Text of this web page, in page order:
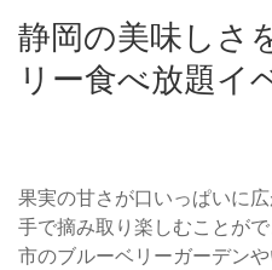
静岡の美味しさ
リー食べ放題イ
果実の甘さが口いっぱいに
手で摘み取り楽しむことが
市のブルーベリーガーデン